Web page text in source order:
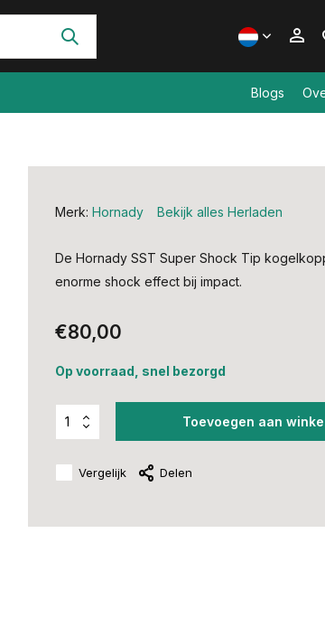
Blogs
Merk: Hornady Bekijk alles Herladen
De Hornady SST Super Shock Tip
enorme shock effect bij impact.
€80,00
Op voorraad, snel bezorgd
Toevoegen aan
Vergelijk Delen